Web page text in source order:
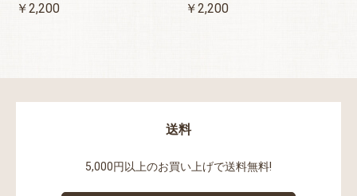
￥2,200
￥2,200
送料
5,000円以上のお買い上げで送料無料!